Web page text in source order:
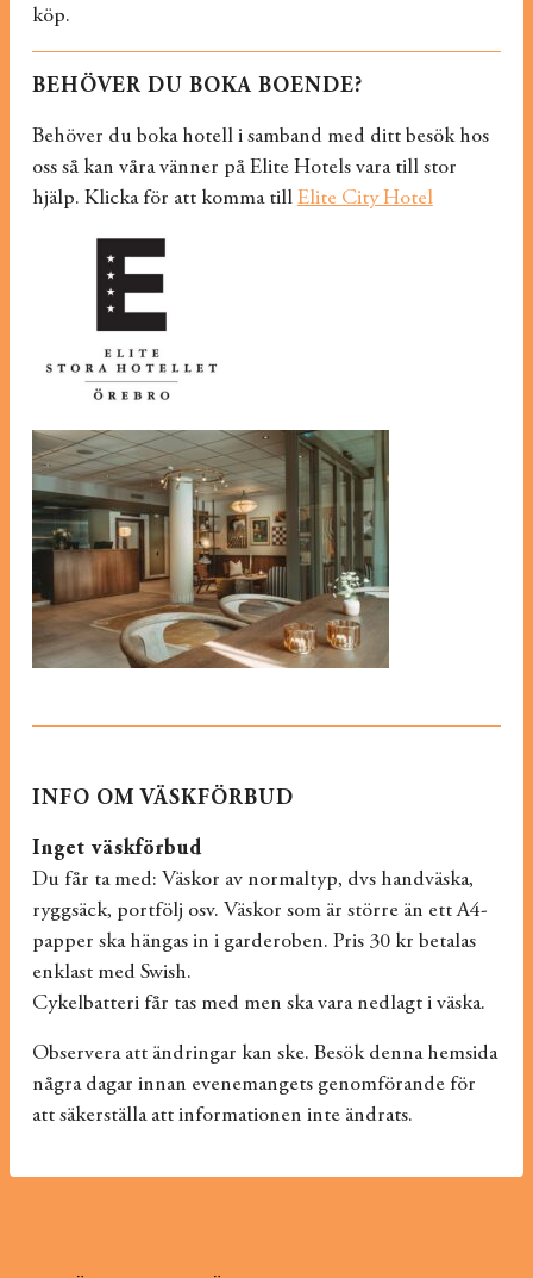
köp.
BEHÖVER DU BOKA BOENDE?
Behöver du boka hotell i samband med ditt besök hos
oss så kan våra vänner på Elite Hotels vara till stor
hjälp. Klicka för att komma till Elite City Hotel
INFO OM VÄSKFÖRBUD
Inget väskförbud
Du får ta med: Väskor av normaltyp, dvs handväska,
ryggsäck, portfölj osv. Väskor som är större än ett A4-
papper ska hängas in i garderoben. Pris 30 kr betalas
enklast med Swish.
Cykelbatteri får tas med men ska vara nedlagt i väska.
Observera att ändringar kan ske. Besök denna hemsida
några dagar innan evenemangets genomförande för
att säkerställa att informationen inte ändrats.